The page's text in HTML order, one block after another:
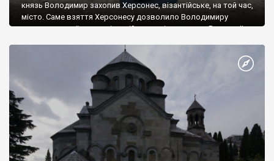
князь Володимир захопив Херсонес, візантійське, на той час,
місто. Саме взяття Херсонесу дозволило Володимиру
диктувати свої умови візантійському імператору Василю ІІ, та
Херсонесі Володимир-язичник, став Василем-християнином.
А потім було Хрещення Русі. На честь Херсонесу Таврійського